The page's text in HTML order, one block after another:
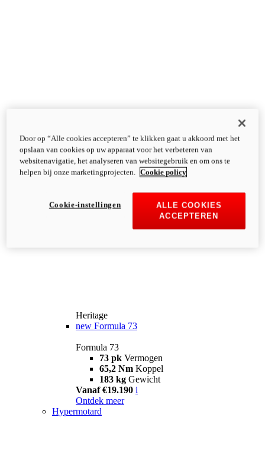
Heritage
new Formula 73
Formula 73
73 pk Vermogen
65,2 Nm Koppel
183 kg Gewicht
Vanaf €19.190 i
Ontdek meer
Hypermotard
Door op “Alle cookies accepteren” te klikken gaat u akkoord met het
opslaan van cookies op uw apparaat voor het verbeteren van
websitenavigatie, het analyseren van websitegebruik en om ons te
helpen bij onze marketingprojecten.
Cookie policy
ALLE COOKIES
ACCEPTEREN
Cookie-instellingen